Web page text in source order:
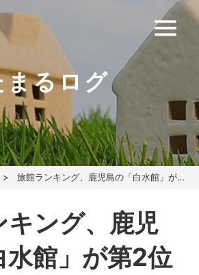
まるログ
旅館ランキング、鹿児島の「白水館」が第2位に！
キング、鹿児
水館」が第2位